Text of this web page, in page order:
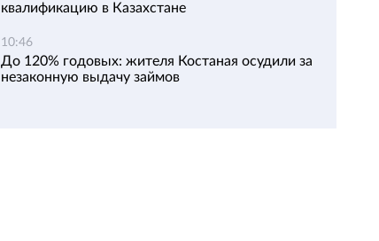
квалификацию в Казахстане
10:46
До 120% годовых: жителя Костаная осудили за
незаконную выдачу займов